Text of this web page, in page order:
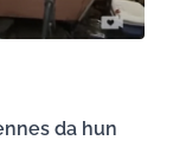
da hun